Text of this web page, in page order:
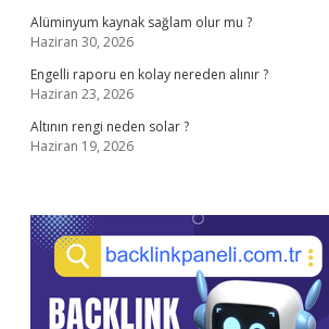
Alüminyum kaynak sağlam olur mu ?
Haziran 30, 2026
Engelli raporu en kolay nereden alınır ?
Haziran 23, 2026
Altının rengi neden solar ?
Haziran 19, 2026